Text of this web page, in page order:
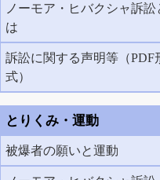
ノーモア・ヒバクシャ訴訟
は
訴訟に関する声明等（PDF
式）
とりくみ・運動
被爆者の願いと運動